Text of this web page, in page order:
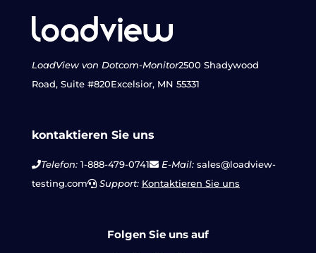
LoadView von Dotcom-Monitor2500 Shadywood
Road, Suite #820Excelsior, MN 55331
kontaktieren Sie uns
Telefon:1-888-479-0741 E-Mail:sales@loadview-
testing.com
Support: Kontaktieren Sie uns
Folgen Sie uns auf